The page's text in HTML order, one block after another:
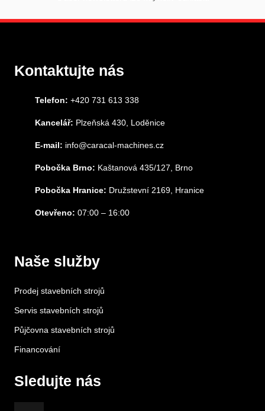
Kontaktujte nás
Telefon: +420 731 613 338
Kancelář: Plzeňská 430, Loděnice
E-mail: info@caracal-machines.cz
Pobočka Brno: Kaštanová 435/127, Brno
Pobočka Hranice: Družstevní 2169, Hranice
Otevřeno: 07:00 – 16:00
Naše služby
Prodej stavebních strojů
Servis stavebních strojů
Půjčovna stavebních strojů
Financování
Sledujte nás